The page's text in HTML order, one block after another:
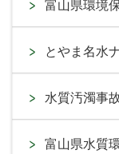
富山県環境
とやま名水
水質汚濁事
富山県水質